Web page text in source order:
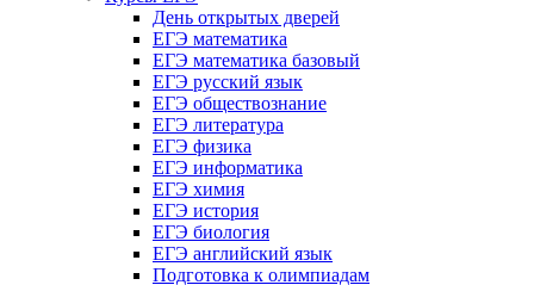
День открытых дверей
ЕГЭ математика
ЕГЭ математика базовый
ЕГЭ русский язык
ЕГЭ обществознание
ЕГЭ литература
ЕГЭ физика
ЕГЭ информатика
ЕГЭ химия
ЕГЭ история
ЕГЭ биология
ЕГЭ английский язык
Подготовка к олимпиадам